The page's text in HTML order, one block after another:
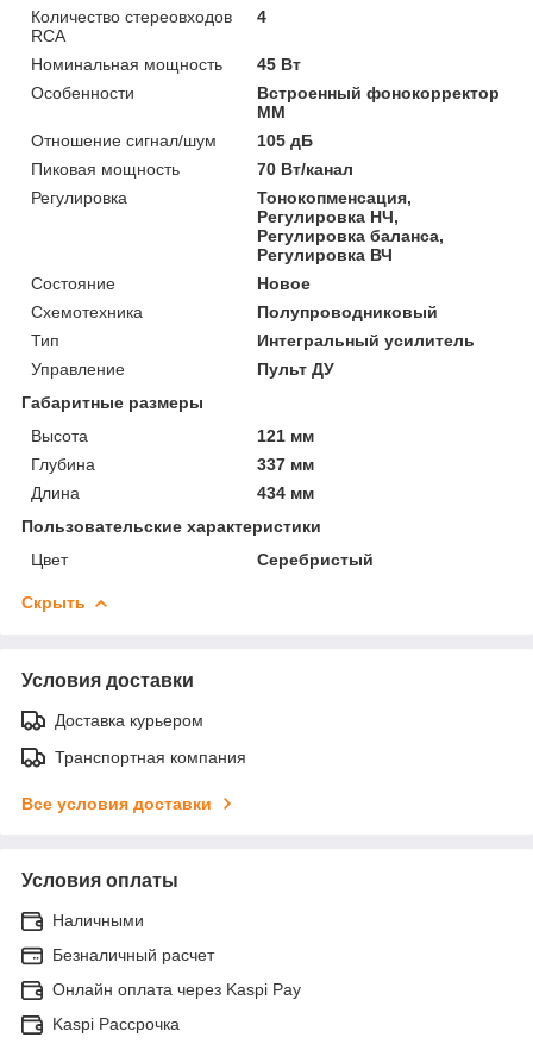
Количество стереовходов
RCA
4
Номинальная мощность
45 Вт
Особенности
Встроенный фонокорректор
ММ
Отношение сигнал/шум
105 дБ
Пиковая мощность
70 Вт/канал
Регулировка
Тонокопменсация,
Регулировка НЧ,
Регулировка баланса,
Регулировка ВЧ
Состояние
Новое
Схемотехника
Полупроводниковый
Тип
Интегральный усилитель
Управление
Пульт ДУ
Габаритные размеры
Высота
121 мм
Глубина
337 мм
Длина
434 мм
Пользовательские характеристики
Цвет
Серебристый
Скрыть
Условия доставки
Доставка курьером
Транспортная компания
Все условия доставки
Условия оплаты
Наличными
Безналичный расчет
Онлайн оплата через Kaspi Pay
Kaspi Рассрочка